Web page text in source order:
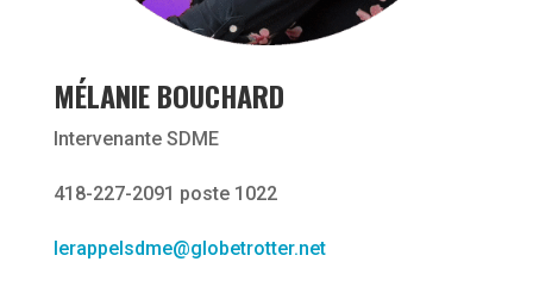
MÉLANIE BOUCHARD
Intervenante SDME
418-227-2091 poste 1022
lerappelsdme@globetrotter.net